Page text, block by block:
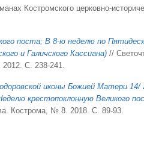
Костромского церковно-
поста; В 8-ю неделю по
и Галичского Кассиана) //
2012. С. 238-241.
иконы Божией Матери
крестопоклонную Великого
Кострома, № 8. 2018. С. 89-93.